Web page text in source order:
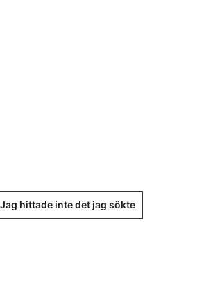
Jag hittade inte det jag sökte